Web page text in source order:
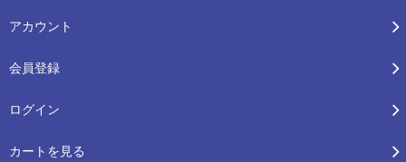
アカウント
会員登録
ログイン
カートを見る